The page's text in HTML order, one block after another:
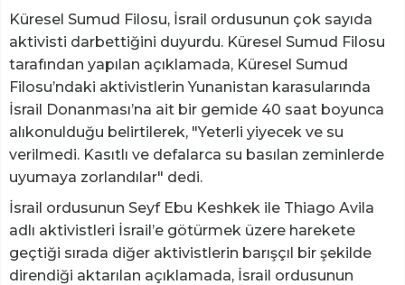
Küresel Sumud Filosu, İsrail ordusunun çok sayıda
aktivisti darbettiğini duyurdu. Küresel Sumud Filosu
tarafından yapılan açıklamada, Küresel Sumud
Filosu’ndaki aktivistlerin Yunanistan karasularında
İsrail Donanması’na ait bir gemide 40 saat boyunca
alıkonulduğu belirtilerek, "Yeterli yiyecek ve su
verilmedi. Kasıtlı ve defalarca su basılan zeminlerde
uyumaya zorlandılar" dedi.
İsrail ordusunun Seyf Ebu Keshkek ile Thiago Avila
adlı aktivistleri İsrail’e götürmek üzere harekete
geçtiği sırada diğer aktivistlerin barışçıl bir şekilde
direndiği aktarılan açıklamada, İsrail ordusunun